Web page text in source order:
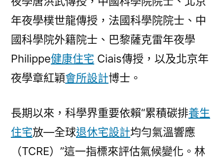
年夜學樸世龍傳授，法國科學院院士、中
國科學院外籍院士、巴黎薩克雷年夜學
Philippe健康住宅 Ciais傳授，以及北京年
夜學章紅穎會所設計博士。
長期以來，科學界重要依賴“累積碳排養生
住宅放—全球退休宅設計均勻氣溫響應
（TCRE）”這一指標來評估氣候變化。林